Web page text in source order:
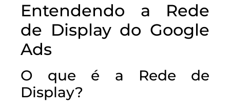
Entendendo a Rede
de Display do Google
Ads
O que é a Rede de
Display?